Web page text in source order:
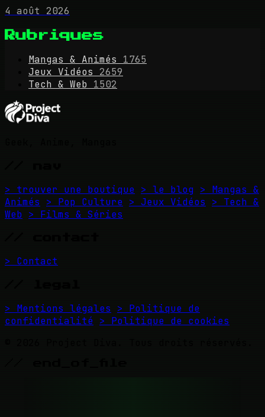
4 août 2026
Rubriques
Mangas & Animés
1765
Jeux Vidéos
2659
Tech & Web 1502
> trouver une boutique > le blog > Mangas &
Animés
> Pop Culture > Jeux Vidéos
> Tech &
Web > Films & Séries
> Contact
> Mentions légales
> Politique de
confidentialité > Politique de cookies